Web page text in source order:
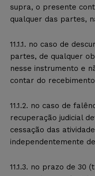
supra, o presente
qualquer das partes,
11.1.1. no caso de
partes, de qualquer
nesse instrumento e
contar do
11.1.2. no caso de
recuperação judicial
cessação das
independentemente
11.1.3. no prazo de 30